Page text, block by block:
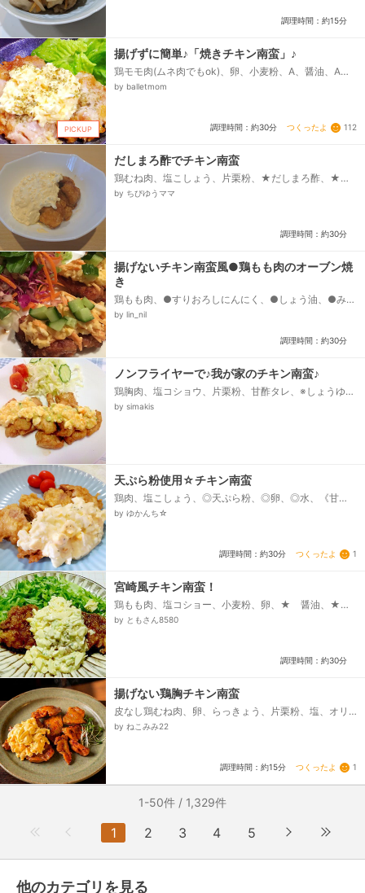
調理時間：約15分
PICKUP
揚げずに簡単♪「焼きチキン南蛮」♪
鶏モモ肉(ムネ肉でもok)、卵、小麦粉、A、醤油、A、
酢、A、砂糖、サラダ油、塩、コショウ、タルタルソー
by balletmom
調理時間：約30分 つくったよ 112
だしまろ酢でチキン南蛮
鶏むね肉、塩こしょう、片栗粉、★だしまろ酢、★醤
油、●卵、●玉ねぎ、●塩こしょう、●マヨネーズ、サ
by ちびゆうママ
調理時間：約30分
揚げないチキン南蛮風●鶏もも肉のオーブン焼
き
鶏もも肉、●すりおろしにんにく、●しょう油、●みり
ん、●酒、●塩、片栗粉、▼タルタル風玉子ソース▼、
玉ねぎ、ニンジン、きゅうり、*塩(きゅうり用)...
by lin_nil
調理時間：約30分
ノンフライヤーで♪我が家のチキン南蛮♪
鶏胸肉、塩コショウ、片栗粉、甘酢タレ、※しょうゆ、
※酢、※砂糖、タルタルソース、・ゆで卵、・新玉ね
by simakis
天ぷら粉使用☆チキン南蛮
鶏肉、塩こしょう、◎天ぷら粉、◎卵、◎水、《甘
酢》、砂糖、酢、しょうゆ、《タルタルソース》、ゆ
by ゆかんち☆
調理時間：約30分 つくったよ 1
宮崎風チキン南蛮！
鶏もも肉、塩コショー、小麦粉、卵、★ 醤油、★
酢、★日本酒、★砂糖、★おろしニンニク（チュー
by ともさん8580
調理時間：約30分
揚げない鶏胸チキン南蛮
皮なし鶏むね肉、卵、らっきょう、片栗粉、塩、オリ
ーブオイル、★しょうゆ、★米酢、★砂糖、マヨネー
by ねこみみ22
調理時間：約15分 つくったよ 1
1-50件 / 1,329件
1 2 3 4 5
他のカテゴリを見る